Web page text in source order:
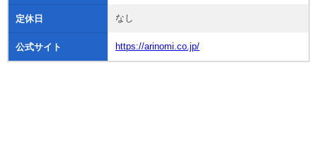
定休日 なし
公式サイト https://arinomi.co.jp/